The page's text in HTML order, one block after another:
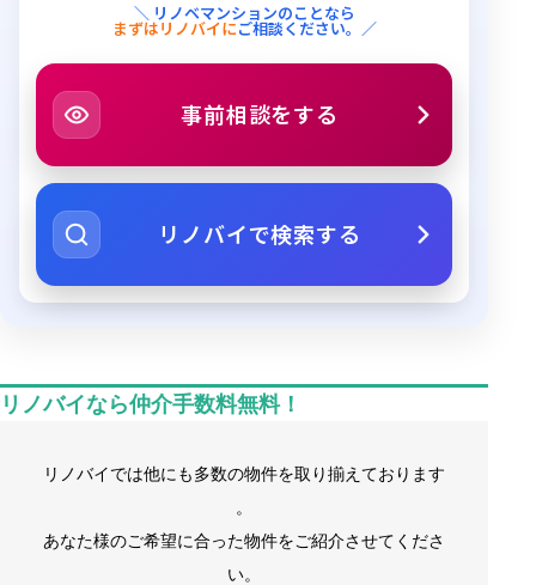
＼ リノベマンションのことなら
まずはリノバイにご相談ください。／
事前相談をする
リノバイで検索する
リノバイなら仲介手数料無料！
リノバイでは他にも多数の物件を取り揃えております
。
あなた様のご希望に合った物件をご紹介させてくださ
い。